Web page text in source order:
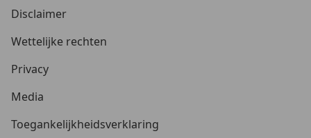
Disclaimer
Wettelijke rechten
Privacy
Media
Toegankelijkheidsverklaring